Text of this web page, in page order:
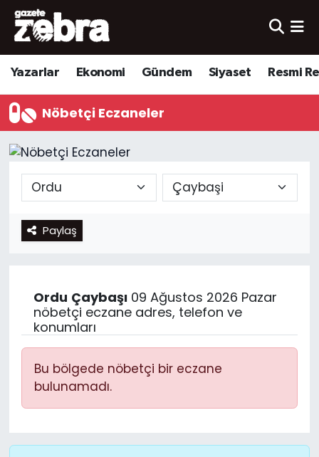
Yazarlar Ekonomi Gündem Siyaset Resmi
Nöbetçi Eczaneler
Paylaş
Ordu Çaybaşı09 Ağustos 2026 Pazar
nöbetçi eczane adres, telefon ve
konumları
Bu bölgede nöbetçi bir eczane
bulunamadı.
Yazarlar
Ekonomi
Kültür-Sanat
Yerel
Spor
Nöbetçi Eczaneler
Hava Durumu
Trafik Durumu
Süper Lig Puan Durumu ve Fikstür
Tüm Manşetler
Son Dakika Haberleri